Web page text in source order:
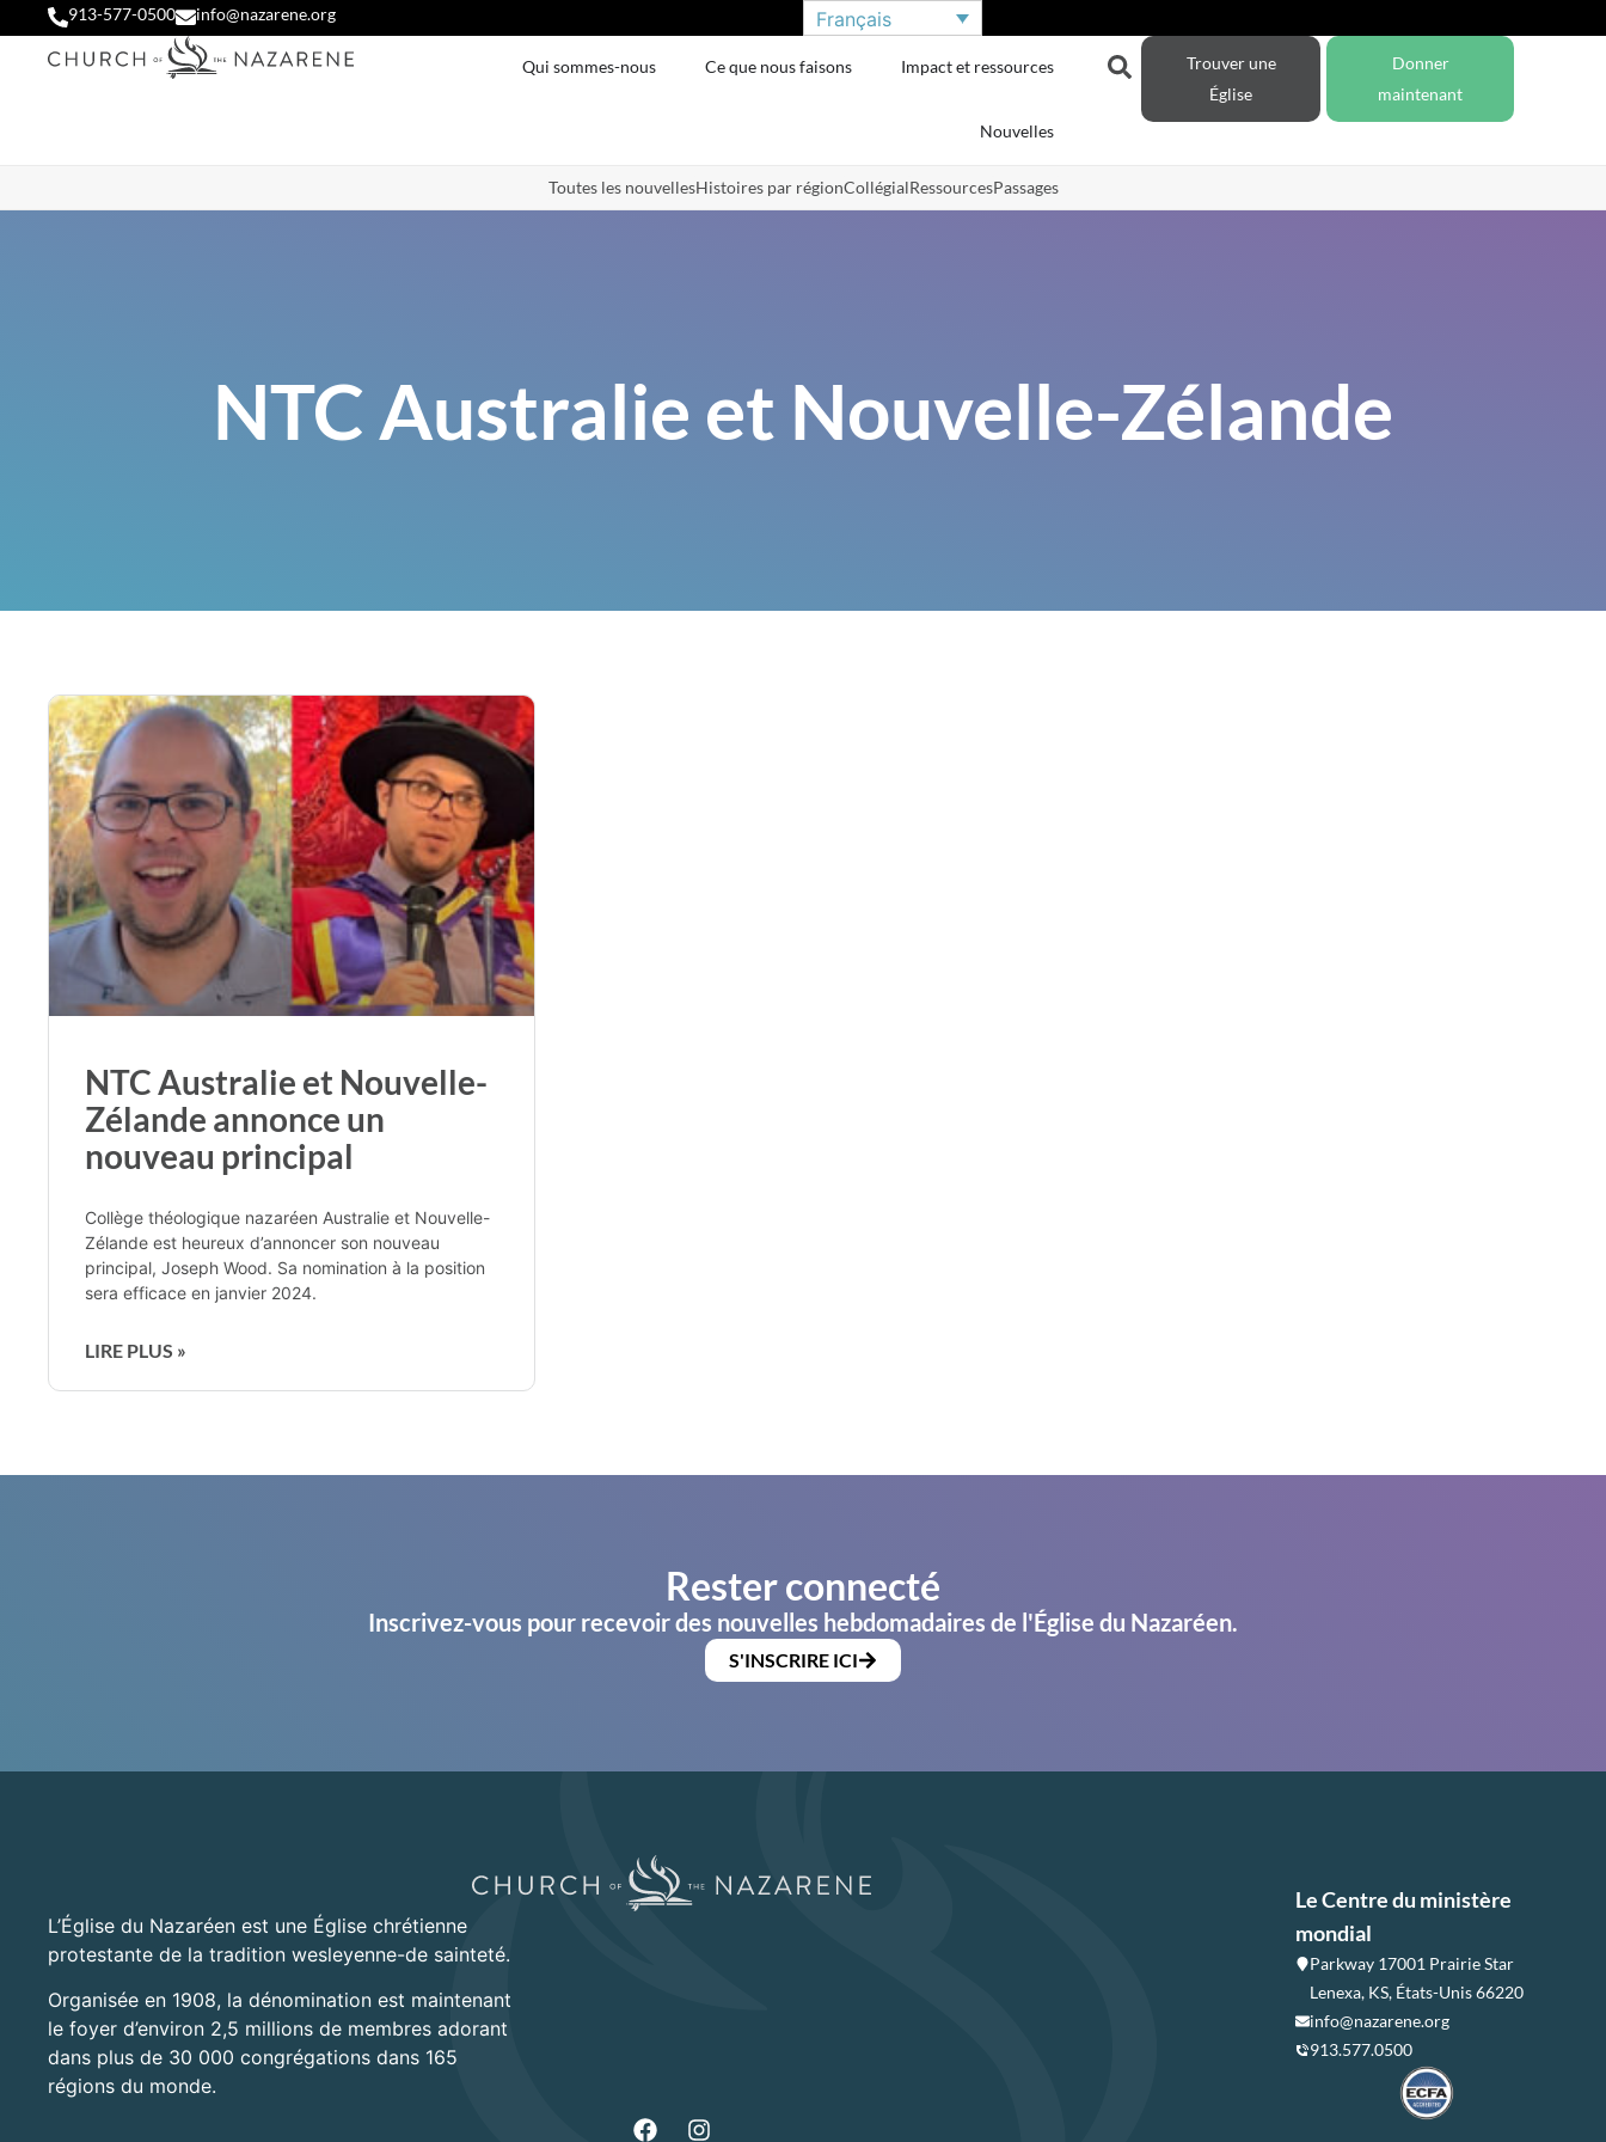
913-577-0500 info@nazarene.org Français
Qui sommes-nous Ce que nous faisons Impact et ressources
Nouvelles
Trouver une
Église
Donner
maintenant
Toutes les nouvellesHistoires par régionCollégialRessourcesPassages
NTC Australie et Nouvelle-Zélande
NTC Australie et Nouvelle-
Zélande annonce un
nouveau principal
Collège théologique nazaréen Australie et Nouvelle-
Zélande est heureux d’annoncer son nouveau
principal, Joseph Wood. Sa nomination à la position
sera efficace en janvier 2024.
LIRE PLUS »
Rester connecté
Inscrivez-vous pour recevoir des nouvelles hebdomadaires de l'Église du Nazaréen.
S'INSCRIRE ICI
L’Église du Nazaréen est une Église chrétienne
protestante de la tradition wesleyenne-de sainteté.
Organisée en 1908, la dénomination est maintenant
le foyer d’environ 2,5 millions de membres adorant
dans plus de 30 000 congrégations dans 165
régions du monde.
Le Centre du ministère
mondial
Parkway 17001 Prairie Star
Lenexa, KS, États-Unis 66220
info@nazarene.org
913.577.0500